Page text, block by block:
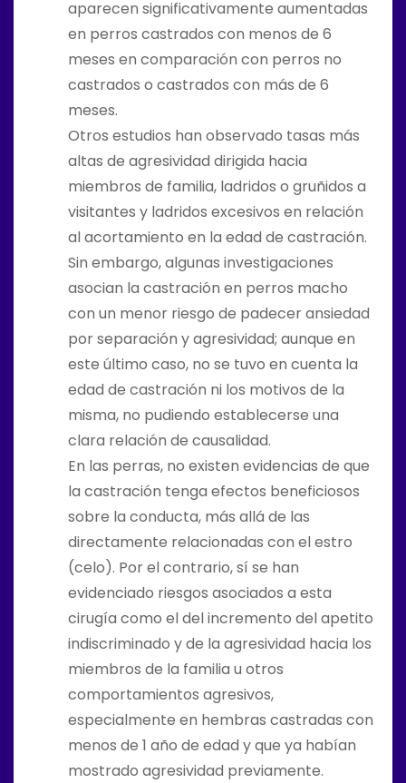
aparecen significativamente aumentadas
en perros castrados con menos de 6
meses en comparación con perros no
castrados o castrados con más de 6
meses.
Otros estudios han observado tasas más
altas de agresividad dirigida hacia
miembros de familia, ladridos o gruñidos a
visitantes y ladridos excesivos en relación
al acortamiento en la edad de castración.
Sin embargo, algunas investigaciones
asocian la castración en perros macho
con un menor riesgo de padecer ansiedad
por separación y agresividad; aunque en
este último caso, no se tuvo en cuenta la
edad de castración ni los motivos de la
misma, no pudiendo establecerse una
clara relación de causalidad.
En las perras, no existen evidencias de que
la castración tenga efectos beneficiosos
sobre la conducta, más allá de las
directamente relacionadas con el estro
(celo). Por el contrario, sí se han
evidenciado riesgos asociados a esta
cirugía como el del incremento del apetito
indiscriminado y de la agresividad hacia los
miembros de la familia u otros
comportamientos agresivos,
especialmente en hembras castradas con
menos de 1 año de edad y que ya habían
mostrado agresividad previamente.